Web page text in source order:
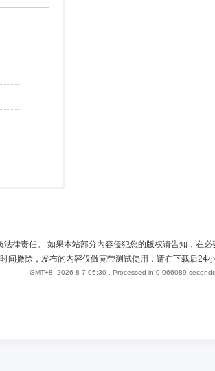
律责任。 如果本站部分内容侵犯您的版权请告知，在必
间撤除，发布的内容仅做宽带测试使用，请在下载后24
GMT+8, 2026-8-7 05:30 , Processed in 0.066089